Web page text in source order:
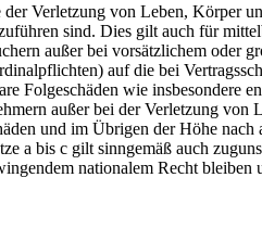
Verletzung von Leben, Körper
sind. Dies gilt auch für
außer bei vorsätzlichem oder
auf die bei
Folgeschäden wie insbesondere
außer bei der Verletzung von
und im Übrigen der Höhe
a bis c gilt sinngemäß auch
nationalem Recht bleiben